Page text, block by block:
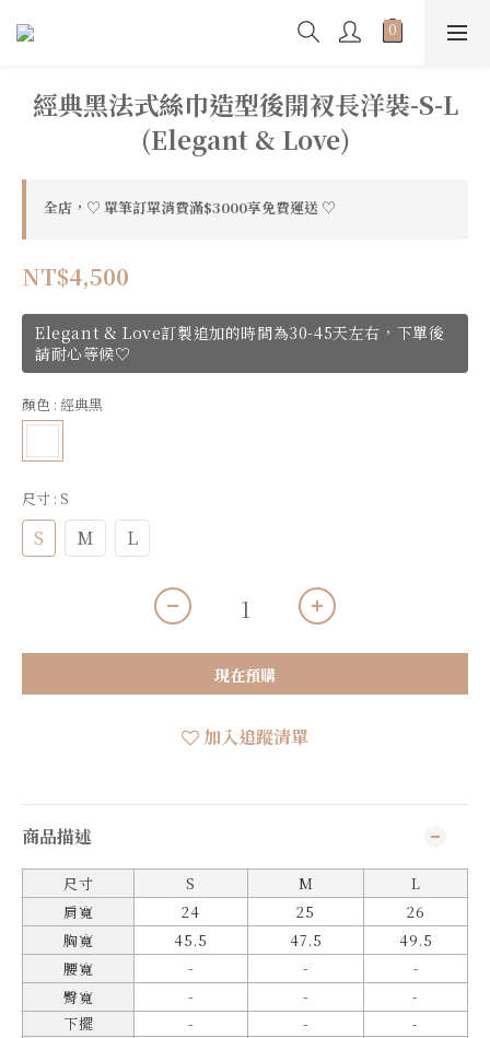
經典黑法式絲巾造型後開衩長洋裝-S-L
(Elegant & Love)
全店，♡ 單筆訂單消費滿$3000享免費運送 ♡
NT$4,500
Elegant & Love訂製追加的時間為30-45天左右，下單後
請耐心等候♡
顏色 : 經典黑
尺寸 : S
S M L
現在預購
加入追蹤清單
商品描述
尺寸 S M
L
肩寬
24 25
26
胸寬
45.5 47.5
49.5
腰寬
- -
-
臀寬
- -
-
下擺
- -
-